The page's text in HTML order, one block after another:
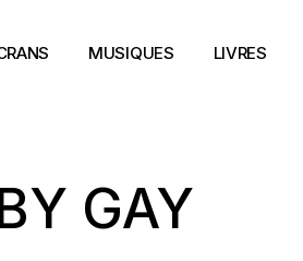
MUSIQUES LIVRES
GAY